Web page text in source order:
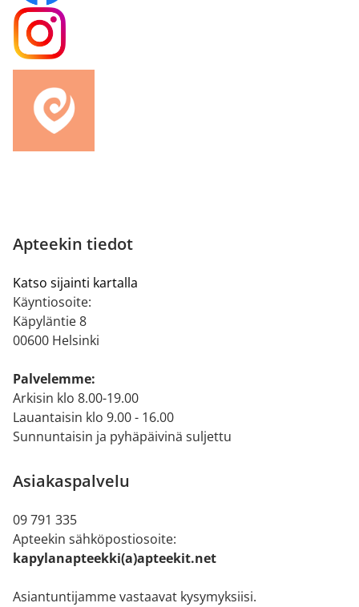
Apteekin tiedot
Katso sijainti kartalla
Käyntiosoite:
Käpyläntie 8
00600 Helsinki
Palvelemme:
Arkisin klo 8.00-19.00
Lauantaisin klo 9.00 - 16.00
Sunnuntaisin ja pyhäpäivinä suljettu
Asiakaspalvelu
09 791 335
Apteekin sähköpostiosoite:
kapylanapteekki(a)apteekit.net
Asiantuntijamme vastaavat kysymyksiisi.